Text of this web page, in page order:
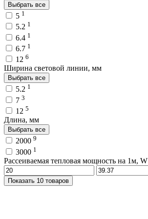
Выбрать все
5 1
5.2 1
6.4 1
6.7 1
12 6
Ширина световой линии, мм
Выбрать все
5.2 1
7 3
12 5
Длина, мм
Выбрать все
2000 9
3000 1
Рассеиваемая тепловая мощность на 1м, W
Показать 10 товаров